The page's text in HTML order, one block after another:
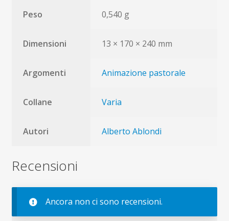
Peso 0,540 g
Dimensioni 13 × 170 × 240 mm
Argomenti Animazione pastorale
Collane Varia
Autori Alberto Ablondi
Recensioni
Ancora non ci sono recensioni.